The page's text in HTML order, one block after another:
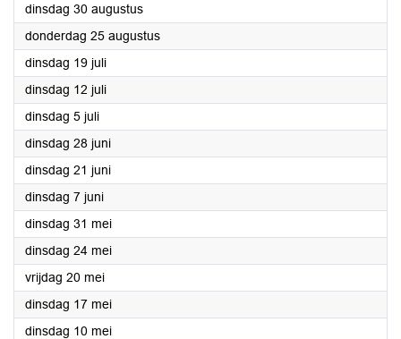
dinsdag 30 augustus2022
donderdag 25 augustus2022
dinsdag 19 juli2022
dinsdag 12 juli2022
dinsdag 5 juli2022
dinsdag 28 juni2022
dinsdag 21 juni2022
dinsdag 7 juni2022
dinsdag 31 mei2022
dinsdag 24 mei2022
vrijdag 20 mei2022
dinsdag 17 mei2022
dinsdag 10 mei2022